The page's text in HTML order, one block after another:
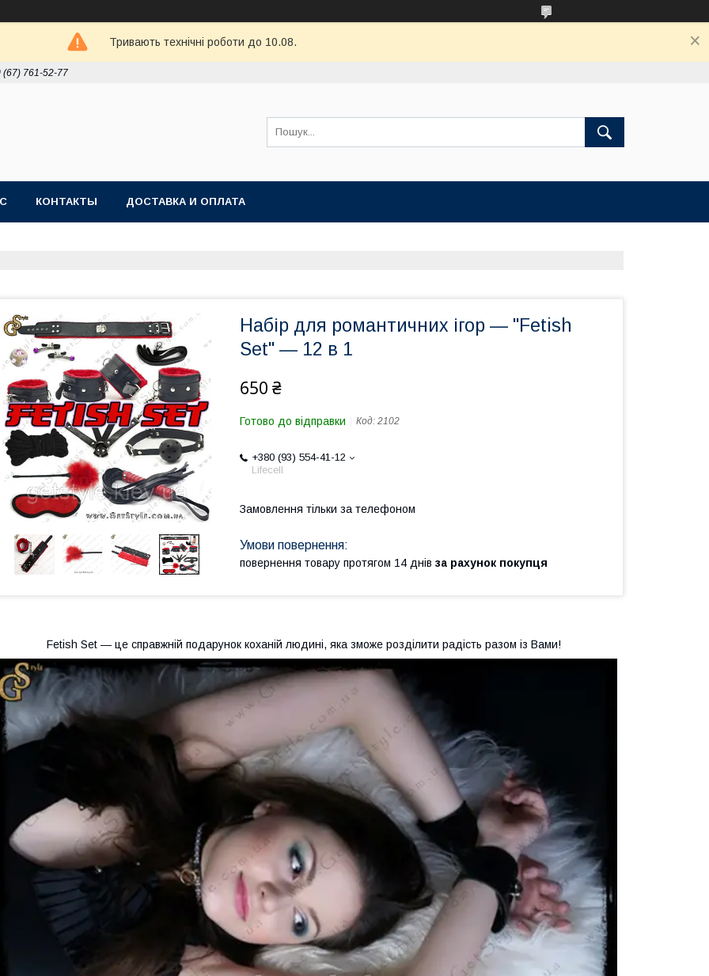
Тривають технічні роботи до 10.08.
(67) 761-52-77
КОНТАКТЫ ДОСТАВКА И ОПЛАТА
Набір для романтичних ігор — "Fetish
Set" — 12 в 1
650 ₴
Готово до відправки Код: 2102
+380 (93) 554-41-12
Lifecell
Замовлення тільки за телефоном
повернення товару протягом 14 днів за рахунок покупця
Fetish Set — це справжній подарунок коханій людині, яка зможе розділити радість разом із Вами!